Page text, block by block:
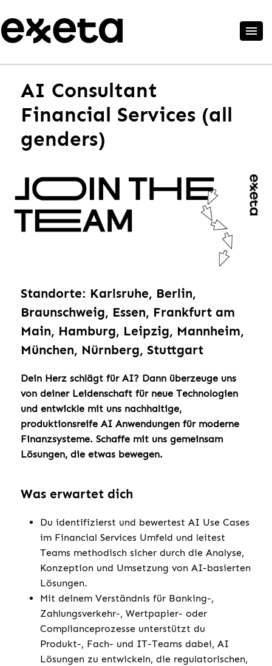
AI Consultant
Financial Services (all
genders)
Standorte: Karlsruhe, Berlin,
Braunschweig, Essen, Frankfurt am
Main, Hamburg, Leipzig, Mannheim,
München, Nürnberg, Stuttgart
Dein Herz schlägt für AI? Dann überzeuge uns
von deiner Leidenschaft für neue Technologien
und entwickle mit uns nachhaltige,
produktionsreife AI Anwendungen für moderne
Finanzsysteme. Schaffe mit uns gemeinsam
Lösungen, die etwas bewegen.
Was erwartet dich
Du identifizierst und bewertest AI Use Cases
im Financial Services Umfeld und leitest
Teams methodisch sicher durch die Analyse,
Konzeption und Umsetzung von AI-basierten
Lösungen.
Mit deinem Verständnis für Banking-,
Zahlungsverkehr-, Wertpapier- oder
Complianceprozesse unterstützt du
Produkt-, Fach- und IT-Teams dabei, AI
Lösungen zu entwickeln, die regulatorischen,